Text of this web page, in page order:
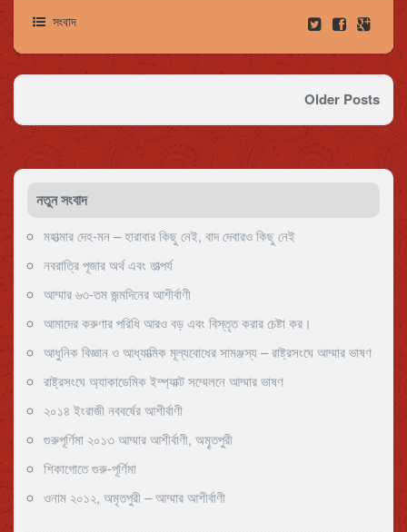
সংবাদ
Older Posts
নতুন সংবাদ
মহাত্মার দেহ-মন – হারাবার কিছু নেই, বাদ দেবারও কিছু নেই
নবরাত্রি পূজার অর্থ এবং তাত্পর্য
আম্মার ৬৩-তম জন্মদিনের আশীর্বাণী
আমাদের করুণার পরিধি আরও বড় এবং বিস্তৃত করার চেষ্টা কর।
আধুনিক বিজ্ঞান ও আধ্যাত্মিক মূল্যবোধের সামঞ্জস্য – রাষ্ট্রসংঘে আম্মার ভাষণ
রাষ্ট্রসংঘে অ্যাকাডেমিক ইম্প্যাক্ট সম্মেলনে আম্মার ভাষণ
২০১৪ ইংরাজী নববর্ষের আশীর্বাণী
গুরুপূর্ণিমা ২০১৩ আম্মার আশীর্বাণী, অমৄতপুরী
শিকাগোতে গুরু-পূর্ণিমা
ওনাম ২০১২, অমৃতপুরী – আম্মার আশীর্বাণী